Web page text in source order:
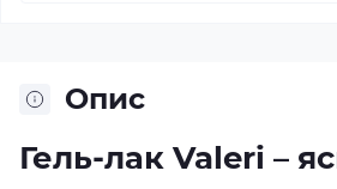
Опис
Гель-лак Valeri –